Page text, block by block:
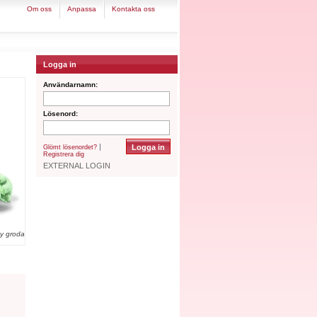
om oss anpassa kontakta oss
groda
Logga in
Användarnamn:
Lösenord:
Glömt lösenordet? |
Registrera dig
EXTERNAL LOGIN